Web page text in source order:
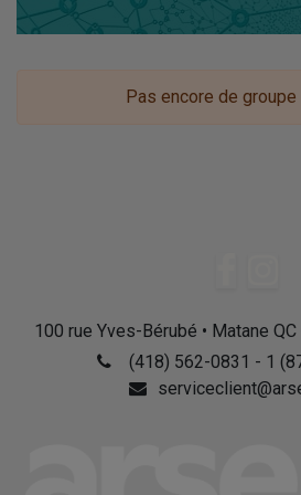
Pas encore de
100 rue Yves-Bérubé • Matane
(418) 562-0831 - 1